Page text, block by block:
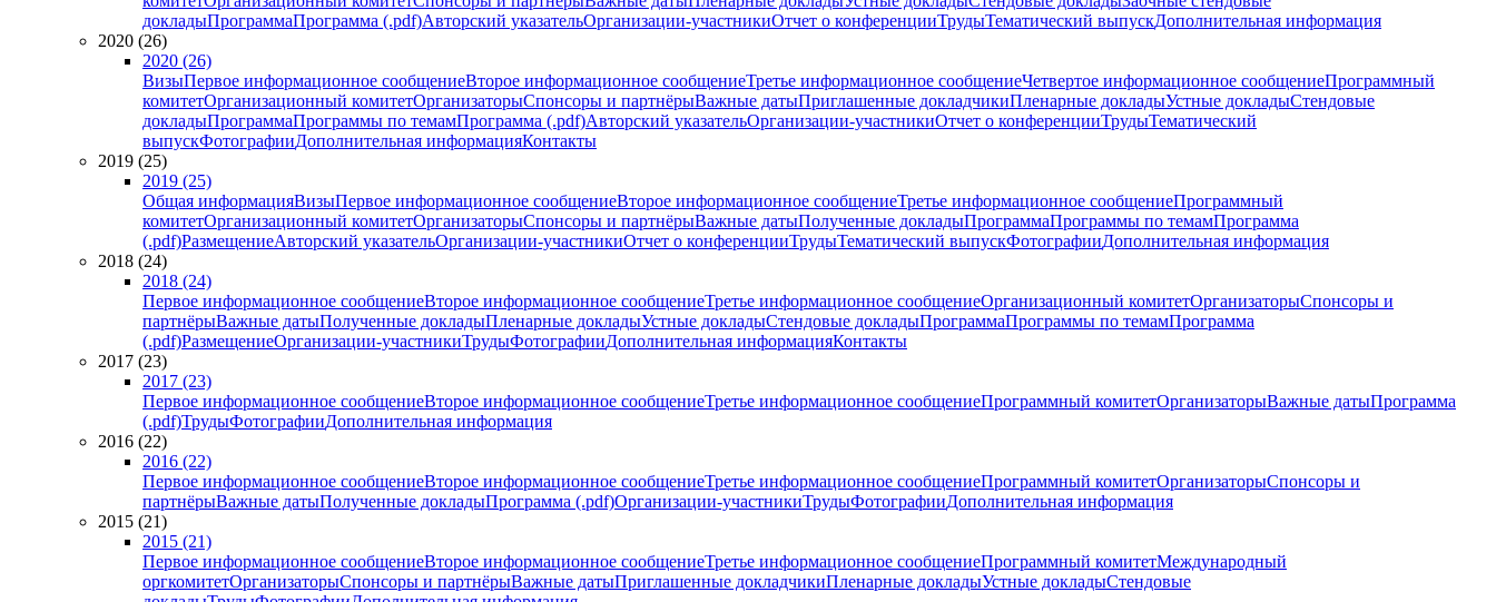
докладыПрограммаПрограмма (.pdf)Авторский указательОрганизации-участникиОтчет о конференцииТрудыТематический выпускДополнительная информация
2020 (26)
2020 (26)
ВизыПервое информационное сообщениеВторое информационное сообщениеТретье информационное сообщениеЧетвертое информационное сообщениеПрограммный
комитетОрганизационный комитетОрганизаторыСпонсоры и партнёрыВажные датыПриглашенные докладчикиПленарные докладыУстные докладыСтендовые
докладыПрограммаПрограммы по темамПрограмма (.pdf)Авторский указательОрганизации-участникиОтчет о конференцииТрудыТематический
выпускФотографииДополнительная информацияКонтакты
2019 (25)
2019 (25)
Общая информацияВизыПервое информационное сообщениеВторое информационное сообщениеТретье информационное сообщениеПрограммный
комитетОрганизационный комитетОрганизаторыСпонсоры и партнёрыВажные датыПолученные докладыПрограммаПрограммы по темамПрограмма
(.pdf)РазмещениеАвторский указательОрганизации-участникиОтчет о конференцииТрудыТематический выпускФотографииДополнительная информация
2018 (24)
2018 (24)
Первое информационное сообщениеВторое информационное сообщениеТретье информационное сообщениеОрганизационный комитетОрганизаторыСпонсоры и
партнёрыВажные датыПолученные докладыПленарные докладыУстные докладыСтендовые докладыПрограммаПрограммы по темамПрограмма
(.pdf)РазмещениеОрганизации-участникиТрудыФотографииДополнительная информацияКонтакты
2017 (23)
2017 (23)
Первое информационное сообщениеВторое информационное сообщениеТретье информационное сообщениеПрограммный комитетОрганизаторыВажные датыПрограмма
(.pdf)ТрудыФотографииДополнительная информация
2016 (22)
2016 (22)
Первое информационное сообщениеВторое информационное сообщениеТретье информационное сообщениеПрограммный комитетОрганизаторыСпонсоры и
партнёрыВажные датыПолученные докладыПрограмма (.pdf)Организации-участникиТрудыФотографииДополнительная информация
2015 (21)
2015 (21)
Первое информационное сообщениеВторое информационное сообщениеТретье информационное сообщениеПрограммный комитетМеждународный
оргкомитетОрганизаторыСпонсоры и партнёрыВажные датыПриглашенные докладчикиПленарные докладыУстные докладыСтендовые